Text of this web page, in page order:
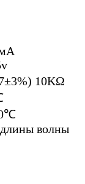
10KΩ
волны